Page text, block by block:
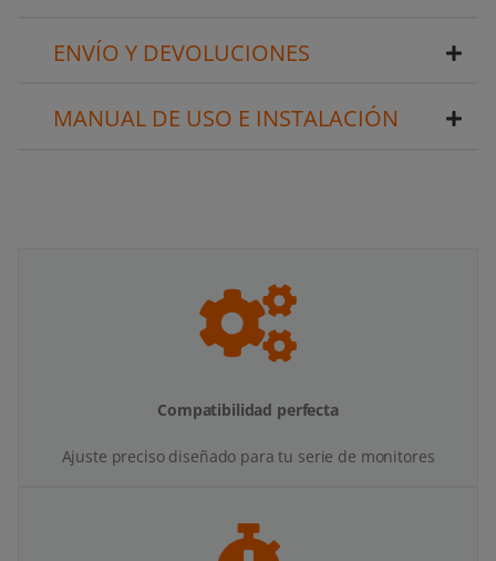
ENVÍO Y DEVOLUCIONES
MANUAL DE USO E INSTALACIÓN
Compatibilidad perfecta
Ajuste preciso diseñado para tu serie de monitores